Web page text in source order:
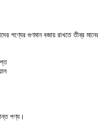
পণ্যের গুণমান বজায় রাখতে তীব্র মানের
পণ্য।